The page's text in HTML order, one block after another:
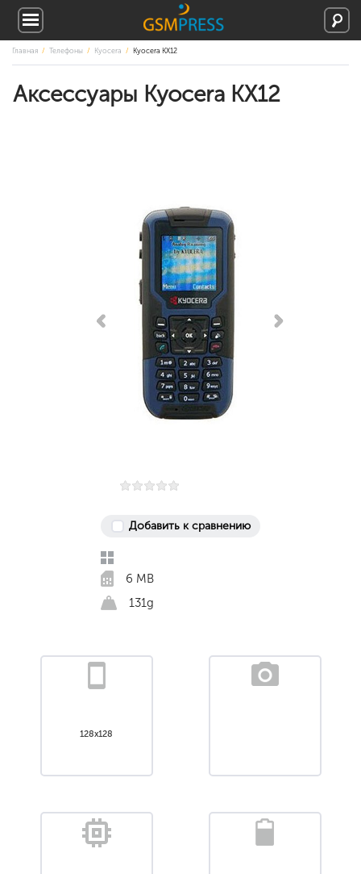
Главная Телефоны Kyocera Kyocera KX12
Аксессуары Kyocera KX12
Добавить к сравнению
6 MB
131g
128x128